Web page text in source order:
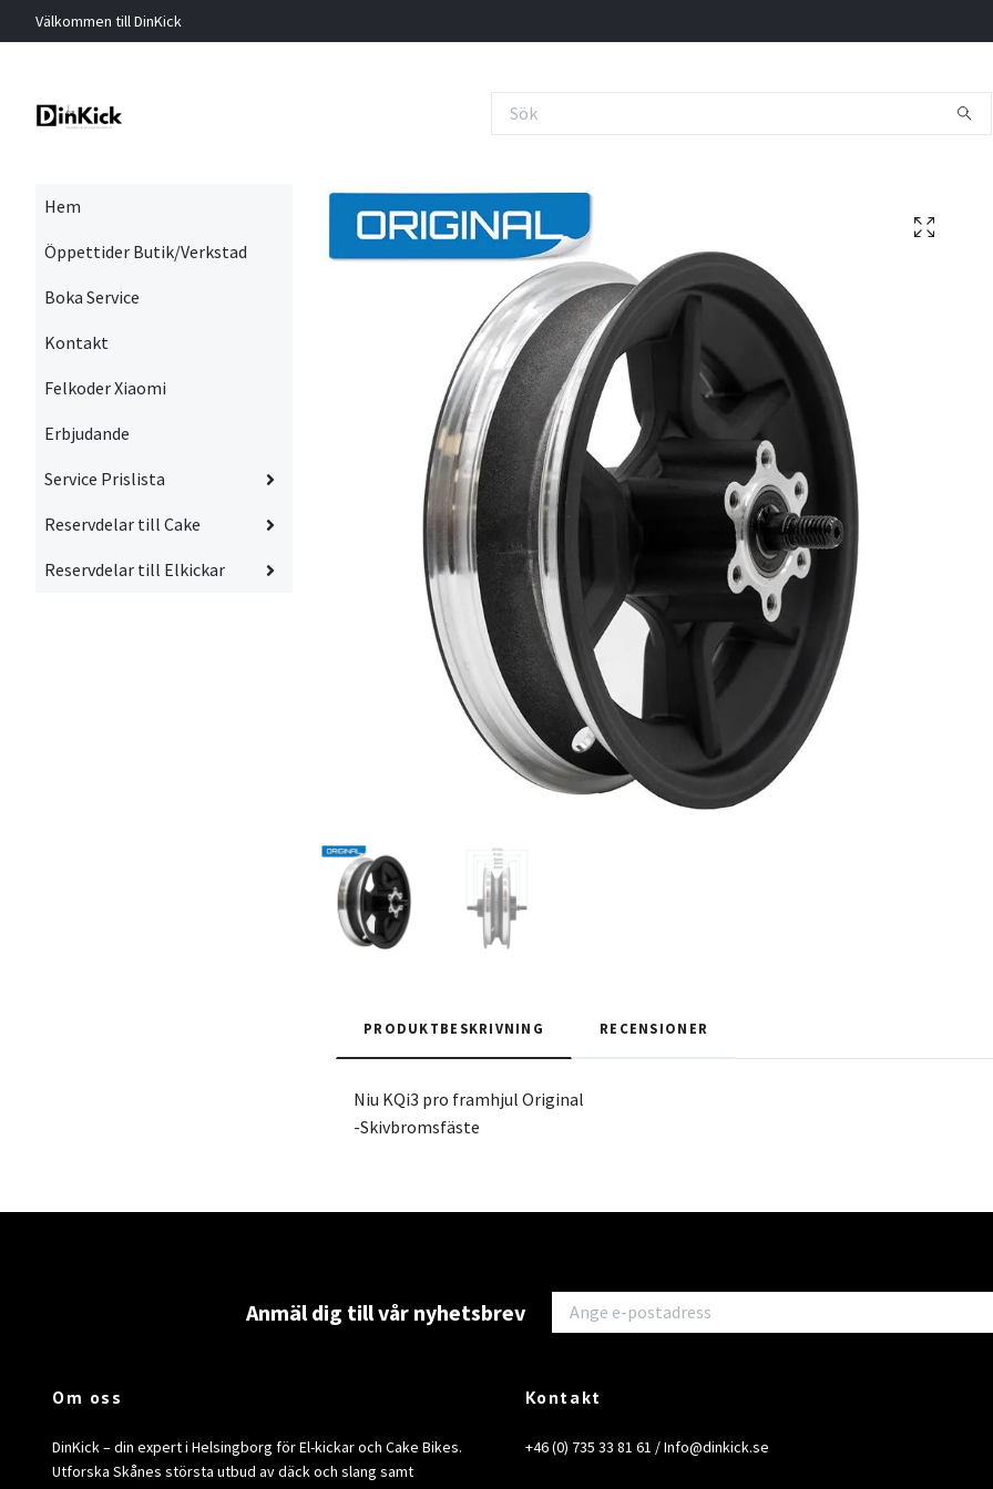
Välkommen till DinKick
Hem
Öppettider Butik/Verkstad
Boka Service
Kontakt
Felkoder Xiaomi
Erbjudande
Service Prislista
Reservdelar till Cake
Reservdelar till Elkickar
PRODUKTBESKRIVNING RECENSIONER
Niu KQi3 pro framhjul Original
-Skivbromsfäste
Anmäl dig till vår nyhetsbrev
Om oss
DinKick – din expert i Helsingborg för El-kickar och Cake Bikes.
Utforska Skånes största utbud av däck och slang samt
Kontakt
+46 (0) 735 33 81 61 /Info@dinkick.se